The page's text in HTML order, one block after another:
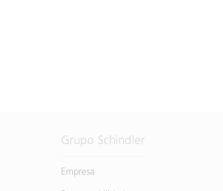
Grupo Schindler
Empresa